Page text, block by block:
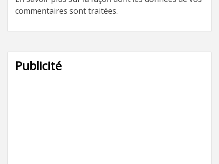
commentaires sont traitées.
Publicité